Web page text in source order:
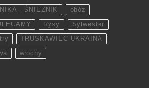
- ŚNIEŻNIK obóz
Rysy Sylwester
TRUSKAWIEC-UKRAINA
włochy